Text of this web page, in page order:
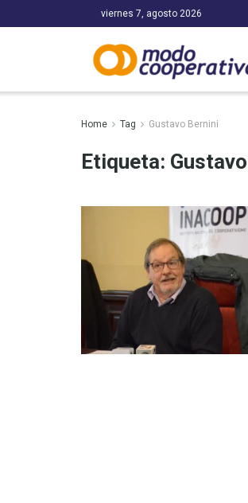
viernes 7, agosto 2026
Home Tag Gustavo Bernini
Etiqueta: